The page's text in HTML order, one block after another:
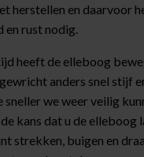
herstellen en daarvoor
en rust nodig.
heeft de elleboog
anders snel stijf
we weer veilig
kans dat u de elleboog
strekken, buigen en